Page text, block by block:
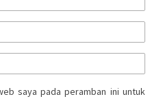
saya pada peramban ini untuk